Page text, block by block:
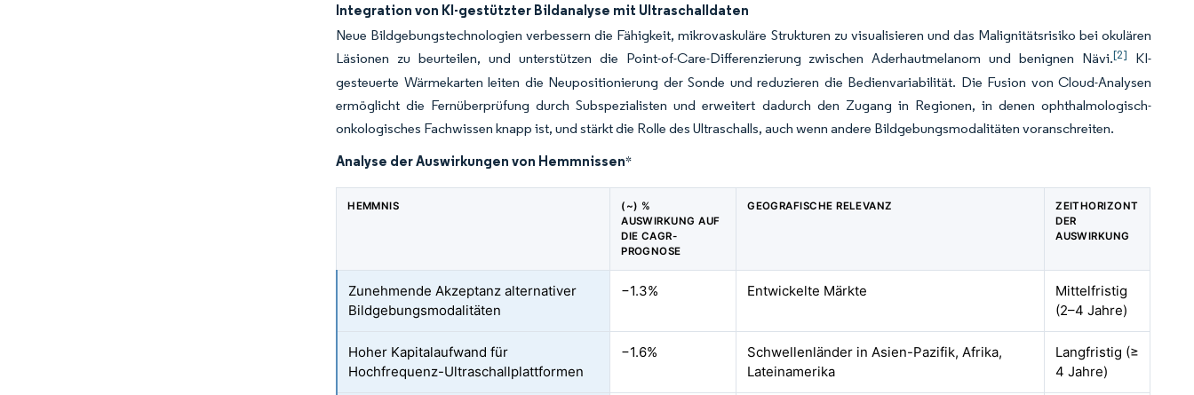
Integration von KI-gestützter Bildanalyse mit Ultraschalldaten
Neue Bildgebungstechnologien verbessern die Fähigkeit, mikrovaskuläre Strukturen zu visualisieren und das Malignitätsrisiko bei okulären
Läsionen zu beurteilen, und unterstützen die Point-of-Care-Differenzierung zwischen Aderhautmelanom und benignen Nävi.[2]
KI-
gesteuerte Wärmekarten leiten die Neupositionierung der Sonde und reduzieren die Bedienvariabilität. Die Fusion von Cloud-Analysen
ermöglicht die Fernüberprüfung durch Subspezialisten und erweitert dadurch den Zugang in Regionen, in denen ophthalmologisch-
onkologisches Fachwissen knapp ist, und stärkt die Rolle des Ultraschalls, auch wenn andere Bildgebungsmodalitäten voranschreiten.
Analyse der Auswirkungen von Hemmnissen*
HEMMNIS
(~) %
AUSWIRKUNG AUF
DIE CAGR-
PROGNOSE
GEOGRAFISCHE RELEVANZ
ZEITHORIZONT
DER
AUSWIRKUNG
Zunehmende Akzeptanz alternativer
Bildgebungsmodalitäten
−1.3% Entwickelte Märkte
Mittelfristig
(2–4 Jahre)
Hoher Kapitalaufwand für
Hochfrequenz-Ultraschallplattformen
−1.6%
Schwellenländer in Asien-Pazifik, Afrika,
Lateinamerika
Langfristig (≥
4 Jahre)